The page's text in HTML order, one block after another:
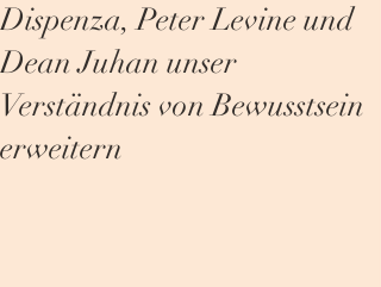
Dispenza, Peter Levine und
Dean Juhan unser
Verständnis von Bewusstsein
erweitern